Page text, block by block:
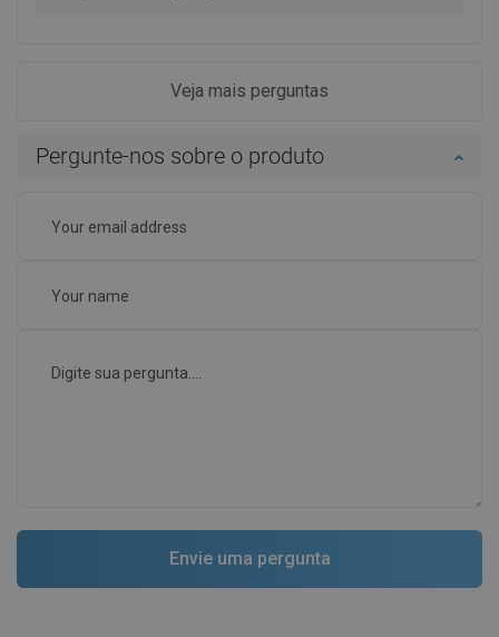
Veja mais perguntas
Pergunte-nos sobre o produto